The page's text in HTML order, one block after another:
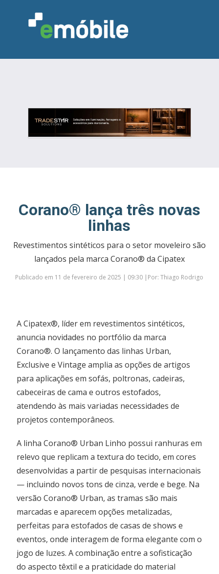
DESIGN & DECORAÇÃO
INDICADORES
FEIRAS NOTÍCIAS
Corano® lança três novas
linhas
Revestimentos sintéticos para o setor moveleiro são
lançados pela marca Corano® da Cipatex
Publicado em 11 de fevereiro de 2025 | 09:30 |Por: Thiago Rodrigo
A Cipatex®, líder em revestimentos sintéticos,
anuncia novidades no portfólio da marca
Corano®. O lançamento das linhas Urban,
Exclusive e Vintage amplia as opções de artigos
para aplicações em sofás, poltronas, cadeiras,
cabeceiras de cama e outros estofados,
atendendo às mais variadas necessidades de
projetos contemporâneos.
A linha Corano® Urban Linho possui ranhuras em
relevo que replicam a textura do tecido, em cores
desenvolvidas a partir de pesquisas internacionais
— incluindo novos tons de cinza, verde e bege. Na
versão Corano® Urban, as tramas são mais
marcadas e aparecem opções metalizadas,
perfeitas para estofados de casas de shows e
eventos, onde interagem de forma elegante com o
jogo de luzes. A combinação entre a sofisticação
do aspecto têxtil e a praticidade do material